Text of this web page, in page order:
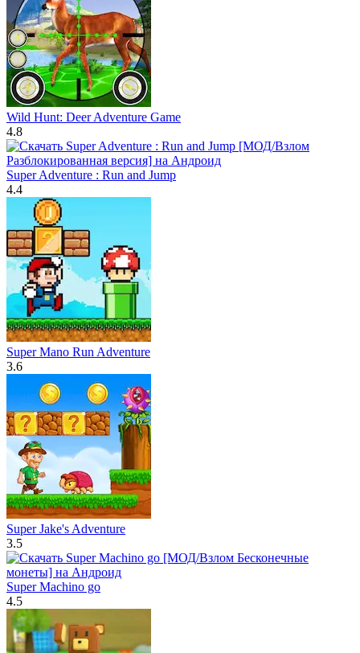
Wild Hunt: Deer Adventure Game
4.8
Super Adventure : Run and Jump
4.4
Super Mano Run Adventure
3.6
Super Jake's Adventure
3.5
Super Machino go
4.5